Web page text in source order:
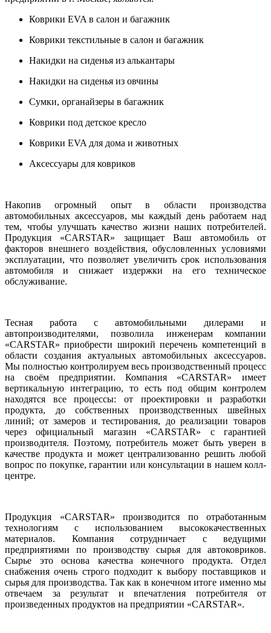
Коврики EVA в салон и багажник
Коврики текстильные в салон и багажник
Накидки на сиденья из алькантары
Накидки на сиденья из овчины
Сумки, органайзеры в багажник
Коврики под детское кресло
Коврики EVA для дома и животных
Аксессуары для ковриков
Накопив огромный опыт в области производства
автомобильных аксессуаров, мы каждый день работаем над
тем, чтобы улучшать качество жизни наших потребителей.
Продукция «CARSTAR» защищает Ваш автомобиль от
факторов внешнего воздействия, обусловленных условиями
эксплуатации, что позволяет увеличить срок использования
автомобиля и снижает издержки на его техническое
обслуживание.
Тесная работа с автомобильными дилерами и
автопроизводителями, позволила инженерам компании
«CARSTAR» приобрести широкий перечень компетенций в
области создания актуальных автомобильных аксессуаров.
Мы полностью контролируем весь производственный процесс
на своём предприятии.
Компания «CARSTAR» имеет
вертикальную интеграцию, то есть под общим контролем
находятся все процессы: от проектировки и разработки
продукта, до собственных производственных швейных
линий; от замеров и тестирования, до реализации товаров
через официальный магазин «CARSTAR» с гарантией
производителя. Поэтому, потребитель может быть уверен в
качестве продукта и может централизованно решить любой
вопрос по покупке, гарантии или консультации в нашем колл-
центре.
Продукция «CARSTAR» производится по отработанным
технологиям с использованием высококачественных
материалов. Компания сотрудничает с ведущими
предприятиями по производству сырья для автоковриков.
Сырье это основа качества конечного продукта. Отдел
снабжения очень строго подходит к выбору поставщиков и
сырья для производства. Так как в конечном итоге именно мы
отвечаем за результат и впечатления потребителя от
произведенных продуктов на предприятии «CARSTAR».